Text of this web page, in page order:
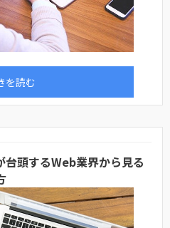
を読む
台頭するWeb業界から見る